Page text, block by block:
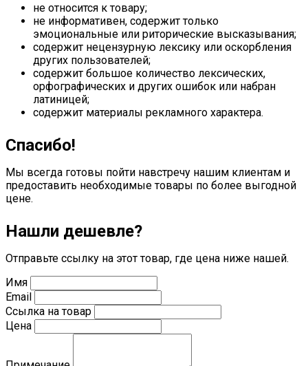
не относится к товару;
не информативен, содержит только
эмоциональные или риторические высказывания;
содержит нецензурную лексику или оскорбления
других пользователей;
содержит большое количество лексических,
орфографических и других ошибок или набран
латиницей;
содержит материалы рекламного характера.
Спасибо!
Мы всегда готовы пойти навстречу нашим клиентам и
предоставить необходимые товары по более выгодной
цене.
Нашли дешевле?
Отправьте ссылку на этот товар, где цена ниже нашей.
Имя
Email
Ссылка на товар
Цена